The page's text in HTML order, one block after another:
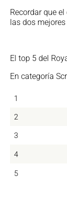
Recordar que
las dos
El top 5 del
En categoría
1
2
3
4
5